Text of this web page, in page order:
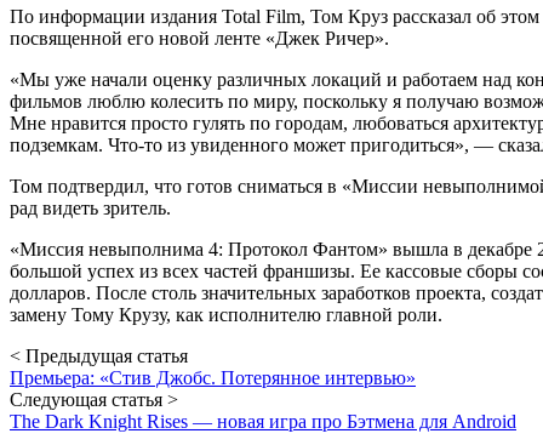
По информации издания Total Film, Том Круз рассказал об
посвященной его новой ленте «Джек Ричер».
«Мы уже начали оценку различных локаций и работаем над
фильмов люблю колесить по миру, поскольку я получаю
Мне нравится просто гулять по городам, любоваться
подземкам. Что-то из увиденного может пригодиться», —
Том подтвердил, что готов сниматься в «Миссии
рад видеть зритель.
«Миссия невыполнима 4: Протокол Фантом» вышла в декабре
большой успех из всех частей франшизы. Ее кассовые сборы
долларов. После столь значительных заработков проекта,
замену Тому Крузу, как исполнителю главной роли.
< Предыдущая статья
Премьера: «Стив Джобс. Потерянное интервью»
Следующая статья >
The Dark Knight Rises — новая игра про Бэтмена для Android